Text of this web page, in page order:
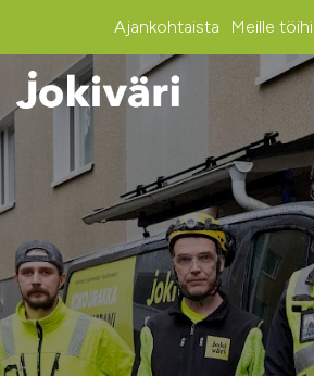
Ajankohtaista Meille